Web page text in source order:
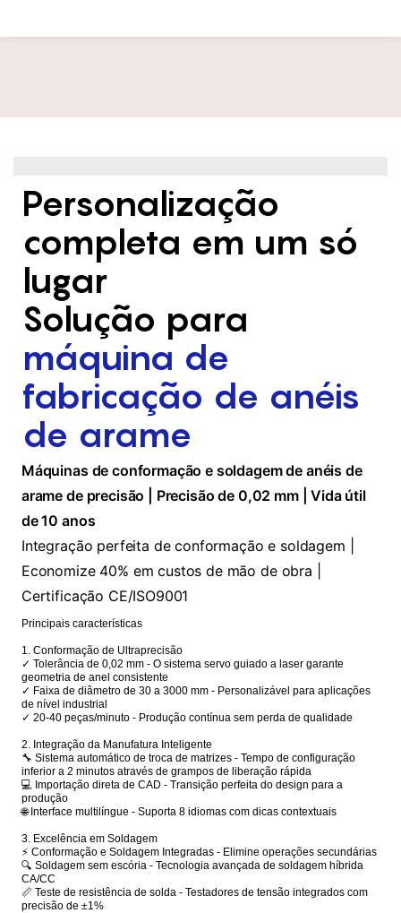
Personalização
completa em um só
lugar
Solução para
máquina de
fabricação de anéis
de arame
Máquinas de conformação e soldagem de anéis de
arame de precisão | Precisão de 0,02 mm | Vida útil
de 10 anos
Integração perfeita de conformação e soldagem |
Economize 40% em custos de mão de obra |
Certificação CE/ISO9001
Principais características
1. Conformação de Ultraprecisão
✓ Tolerância de 0,02 mm - O sistema servo guiado a laser garante
geometria de anel consistente
✓ Faixa de diâmetro de 30 a 3000 mm - Personalizável para aplicações
de nível industrial
✓ 20-40 peças/minuto - Produção contínua sem perda de qualidade
2. Integração da Manufatura Inteligente
🔧 Sistema automático de troca de matrizes - Tempo de configuração
inferior a 2 minutos através de grampos de liberação rápida
💻 Importação direta de CAD - Transição perfeita do design para a
produção
🌐 Interface multilíngue - Suporta 8 idiomas com dicas contextuais
3. Excelência em Soldagem
⚡ Conformação e Soldagem Integradas - Elimine operações secundárias
🔍 Soldagem sem escória - Tecnologia avançada de soldagem híbrida
CA/CC
📏 Teste de resistência de solda - Testadores de tensão integrados com
precisão de ±1%